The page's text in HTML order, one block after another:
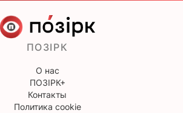
ПОЗІРК
О нас
ПОЗІРК+
Контакты
Политика cookie